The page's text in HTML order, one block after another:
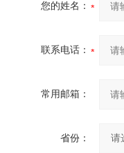
您的姓名：
联系电话：
常用邮箱：
省份：